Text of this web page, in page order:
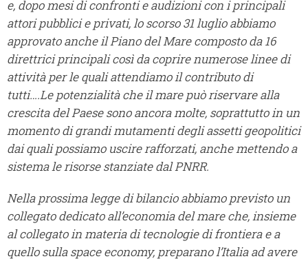
e, dopo mesi di confronti e audizioni con i principali
attori pubblici e privati, lo scorso 31 luglio abbiamo
approvato anche il Piano del Mare composto da 16
direttrici principali così da coprire numerose linee di
attività per le quali attendiamo il contributo di
tutti….Le potenzialità che il mare può riservare alla
crescita del Paese sono ancora molte, soprattutto in un
momento di grandi mutamenti degli assetti geopolitici
dai quali possiamo uscire rafforzati, anche mettendo a
sistema le risorse stanziate dal PNRR.
Nella prossima legge di bilancio abbiamo previsto un
collegato dedicato all’economia del mare che, insieme
al collegato in materia di tecnologie di frontiera e a
quello sulla space economy, preparano l’Italia ad avere